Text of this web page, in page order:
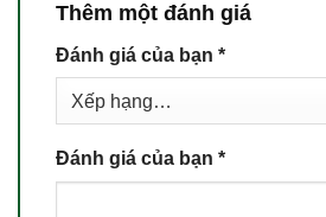
Thêm một đánh giá
Đánh giá của bạn *
Đánh giá của bạn *